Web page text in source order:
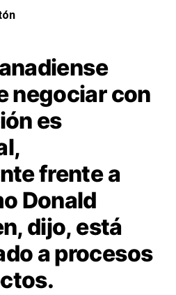
negociar con
es
frente a
Donald
dijo, está
a procesos